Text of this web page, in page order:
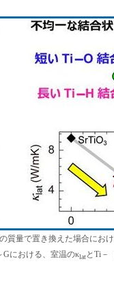
質量で置き換えた場合にお
における、室温のκlatとTi－